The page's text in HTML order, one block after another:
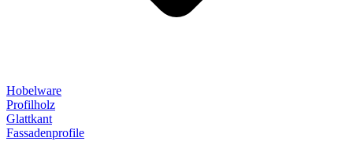
Hobelware
Profilholz
Glattkant
Fassadenprofile